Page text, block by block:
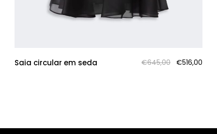
Saia circular em seda €645,00 O
€516,00